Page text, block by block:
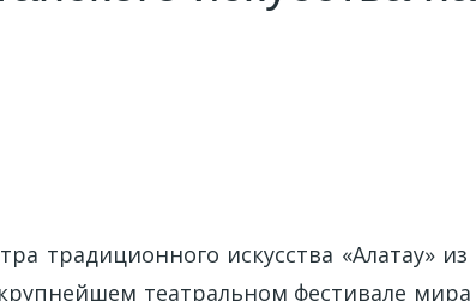
традиционного искусства «Алатау»
театральном фестивале мира